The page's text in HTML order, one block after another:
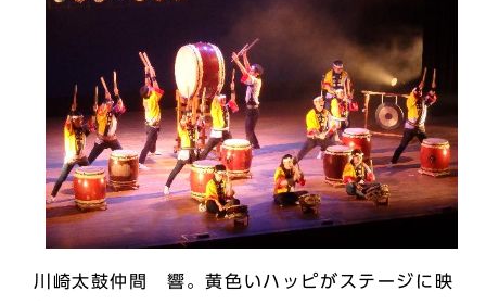
川崎太鼓仲間 響。黄色いハッピがステージに映